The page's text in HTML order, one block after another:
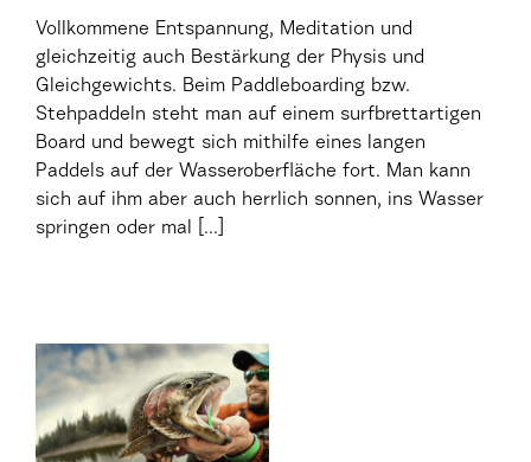
Vollkommene Entspannung, Meditation und
gleichzeitig auch Bestärkung der Physis und
Gleichgewichts. Beim Paddleboarding bzw.
Stehpaddeln steht man auf einem surfbrettartigen
Board und bewegt sich mithilfe eines langen
Paddels auf der Wasseroberfläche fort. Man kann
sich auf ihm aber auch herrlich sonnen, ins Wasser
springen oder mal [...]